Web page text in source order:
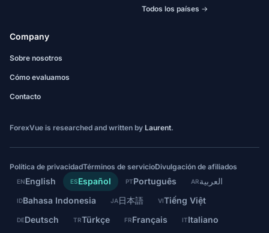
Todos los países →
Company
Sobre nosotros
Cómo evaluamos
Contacto
ForexVue is researched and written by Laurent.
Política de privacidadTérminos de servicioDivulgación de afiliados
ENEnglish ESEspañol PTPortuguês ARالعربية
IDBahasa Indonesia JA日本語 VITiếng Việt
DEDeutsch TRTürkçe FRFrançais ITItaliano